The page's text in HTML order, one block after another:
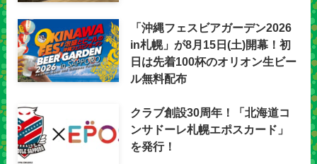
「沖縄フェスビアガーデン2026
in札幌」が8月15日(土)開幕！初
日は先着100杯のオリオン生ビー
ル無料配布
クラブ創設30周年！「北海道コ
ンサドーレ札幌エポスカード」
を発行！